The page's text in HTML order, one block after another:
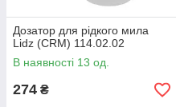
Дозатор для рідкого мила
Lidz (CRM) 114.02.02
В наявності 13 од.
274 ₴